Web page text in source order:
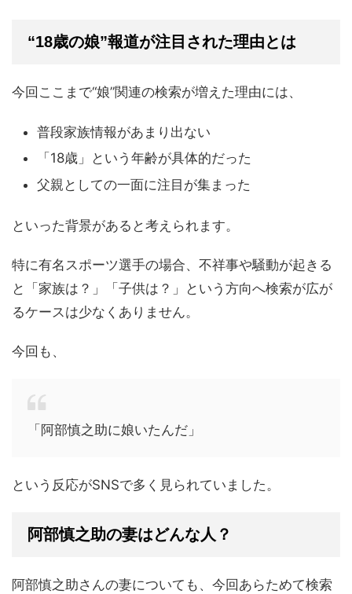
“18歳の娘”報道が注目された理由とは
今回ここまで“娘”関連の検索が増えた理由には、
普段家族情報があまり出ない
「18歳」という年齢が具体的だった
父親としての一面に注目が集まった
といった背景があると考えられます。
特に有名スポーツ選手の場合、不祥事や騒動が起きる
と「家族は？」「子供は？」という方向へ検索が広が
るケースは少なくありません。
今回も、
「阿部慎之助に娘いたんだ」
という反応がSNSで多く見られていました。
阿部慎之助の妻はどんな人？
阿部慎之助さんの妻についても、今回あらためて検索